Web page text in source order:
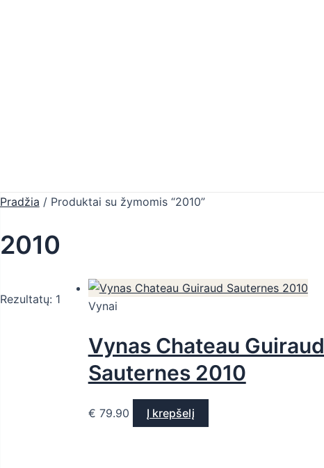
Pradžia / Produktai su žymomis “2010”
2010
Rezultatų: 1 Vynai
Vynas Chateau Guiraud
Sauternes 2010
€ 79.90 Į krepšelį